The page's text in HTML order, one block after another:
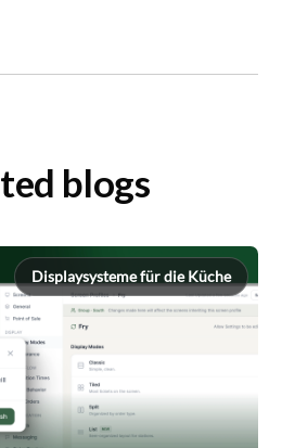
blogs
Displaysysteme für die Küche